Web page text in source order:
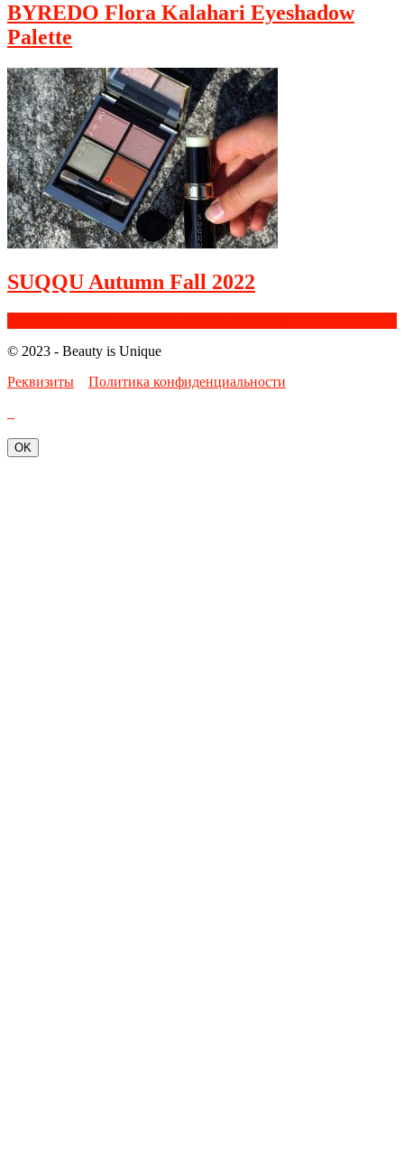
BYREDO Flora Kalahari Eyeshadow
Palette
SUQQU Autumn Fall 2022
© 2023 - Beauty is Unique
Реквизиты
Политика конфиденциальности
OK